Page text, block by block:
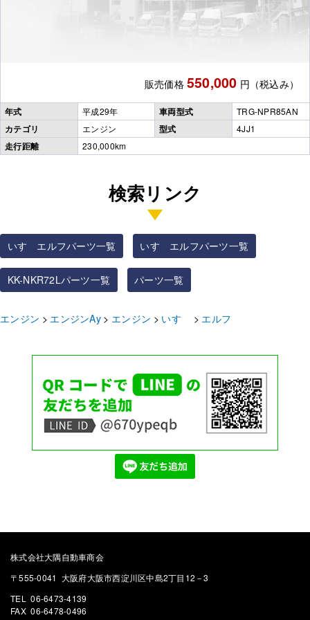
販売価格 550,000 円（税込み）
年式 平成29年 車両型式 TRG-NPR85AN
カテゴリ エンジン 型式 4JJ1
走行距離 230,000km
検索リンク
いすゞエルフパーツ一覧 いすゞエルフパーツ一覧
KK-NKR72Lパーツ一覧 パーツ一覧
エンジン エンジンAy エンジン いすゞ エルフ
株式会社大隅自動車商会
〒555-0041 大阪府大阪市西淀川区中島2丁目12－3
TEL 06-6473-4139
FAX 06-6478-0496